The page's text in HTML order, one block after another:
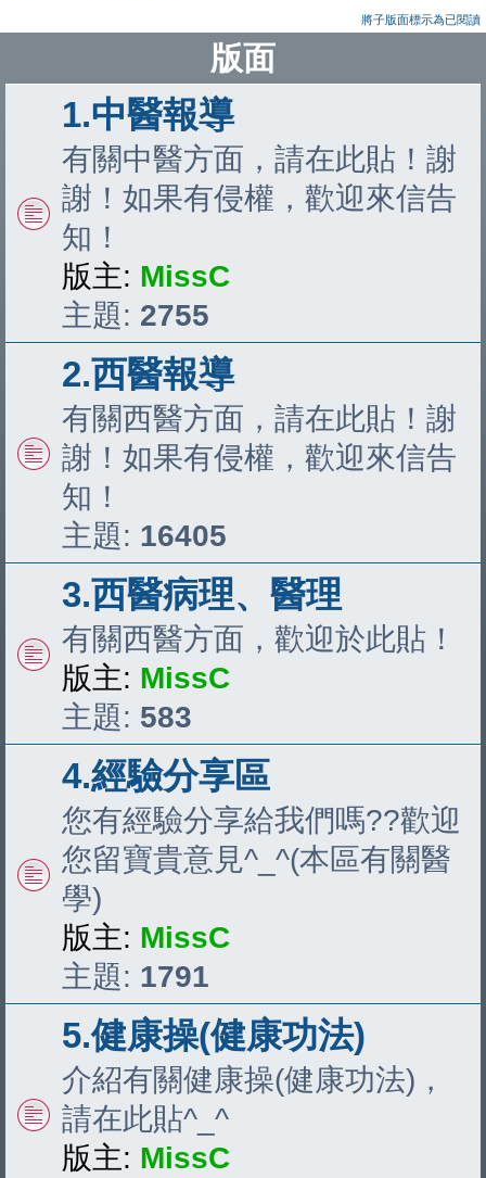
將子版面標示為已閱讀
版面
1.中醫報導
有關中醫方面，請在此貼！謝
謝！如果有侵權，歡迎來信告
知！
版主: MissC
主題: 2755
2.西醫報導
有關西醫方面，請在此貼！謝
謝！如果有侵權，歡迎來信告
知！
主題: 16405
3.西醫病理、醫理
有關西醫方面，歡迎於此貼！
版主: MissC
主題: 583
4.經驗分享區
您有經驗分享給我們嗎??歡迎
您留寶貴意見^_^(本區有關醫
學)
版主: MissC
主題: 1791
5.健康操(健康功法)
介紹有關健康操(健康功法)，
請在此貼^_^
版主: MissC